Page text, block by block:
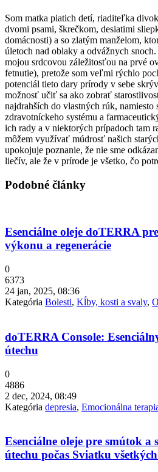
Som matka piatich detí, riaditeľka
dvomi psami, škrečkom, desiatimi
domácnosti) a so zlatým manželom,
úletoch nad oblaky a odvážnych
mojou srdcovou záležitosťou na prvé
fetnutie), pretože som veľmi rýchlo
potenciál tieto dary prírody v sebe
možnosť učiť sa ako zobrať
najdrahších do vlastných rúk, namiesto
zdravotníckeho systému a
ich rady a v niektorých prípadoch tam
môžem využívať múdrosť našich
upokojuje poznanie, že nie sme
liečív, ale že v prírode je všetko, čo
Podobné články
Esenciálne oleje doTERRA
výkonu a regenerácie
0
6373
24 jan, 2025, 08:36
Kategória Bolesti, Kĺby, kosti a svaly,
doTERRA Console:
útechu
0
4886
2 dec, 2024, 08:49
Kategória depresia, Emocionálna
Esenciálne oleje pre smútok
útechu počas Sviatku